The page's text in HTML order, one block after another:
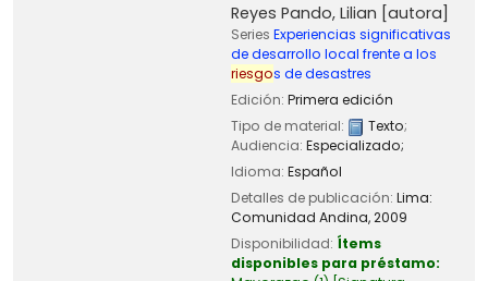
Reyes Pando, Lilian [autora]
Series Experiencias significativas
de desarrollo local frente a los
riesgos de desastres
Edición: Primera edición
Tipo de material:
Texto;
Audiencia: Especializado;
Idioma: Español
Detalles de publicación: Lima:
Comunidad Andina,2009
Disponibilidad: Ítems
disponibles para préstamo: